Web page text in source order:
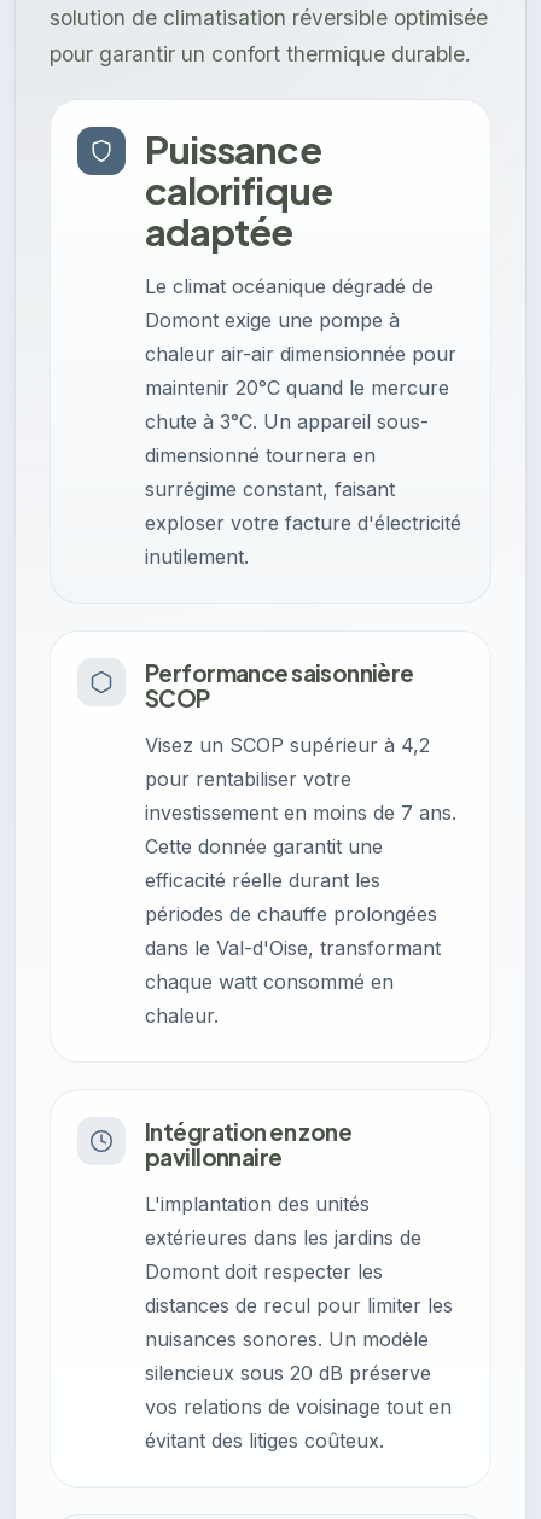
solution de climatisation réversible optimisée
pour garantir un confort thermique durable.
Puissance
calorifique
adaptée
Le climat océanique dégradé de
Domont exige une pompe à
chaleur air-air dimensionnée pour
maintenir 20°C quand le mercure
chute à 3°C. Un appareil sous-
dimensionné tournera en
surrégime constant, faisant
exploser votre facture d'électricité
inutilement.
Performance saisonnière
SCOP
Visez un SCOP supérieur à 4,2
pour rentabiliser votre
investissement en moins de 7 ans.
Cette donnée garantit une
efficacité réelle durant les
périodes de chauffe prolongées
dans le Val-d'Oise, transformant
chaque watt consommé en
chaleur.
Intégration en zone
pavillonnaire
L'implantation des unités
extérieures dans les jardins de
Domont doit respecter les
distances de recul pour limiter les
nuisances sonores. Un modèle
silencieux sous 20 dB préserve
vos relations de voisinage tout en
évitant des litiges coûteux.